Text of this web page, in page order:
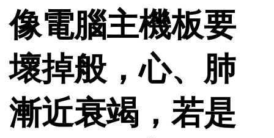
像電腦主機板要
壞掉般，心、肺
漸近衰竭，若是